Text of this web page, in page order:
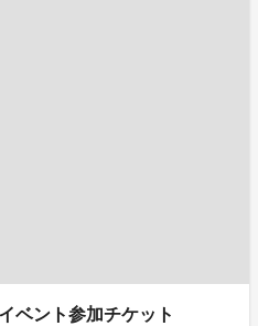
ベント参加チケット